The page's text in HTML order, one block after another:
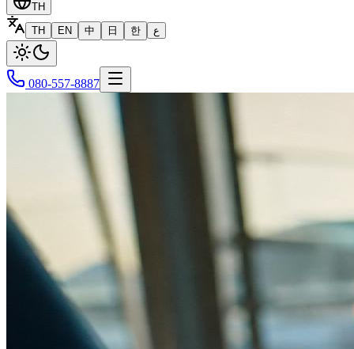
TH
TH
EN 中 日 한 ع
080-557-8887